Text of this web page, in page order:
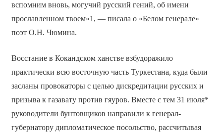
вспомним вновь, могучий русский гений, об имени
прославленном твоем»1, — писала о «Белом генерале»
поэт О.Н. Чюмина.
Восстание в Кокандском ханстве взбудоражило
практически всю восточную часть Туркестана, куда были
засланы провокаторы с целью дискредитации русских и
призыва к газавату против гяуров. Вместе с тем 31 июля*
руководители бунтовщиков направили к генерал-
губернатору дипломатическое посольство, рассчитывая